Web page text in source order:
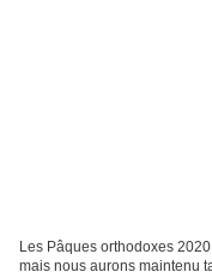
Les Pâques orthodoxes
mais nous aurons maintenu